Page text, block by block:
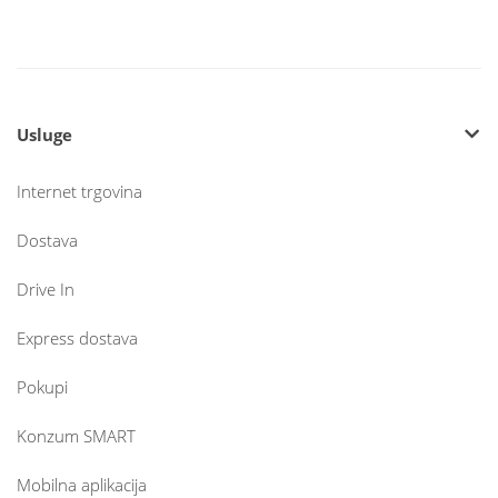
Usluge
Internet trgovina
Dostava
Drive In
Express dostava
Pokupi
Konzum SMART
Mobilna aplikacija